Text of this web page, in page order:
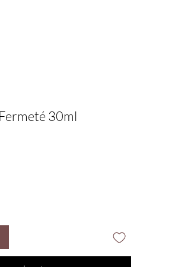
30ml